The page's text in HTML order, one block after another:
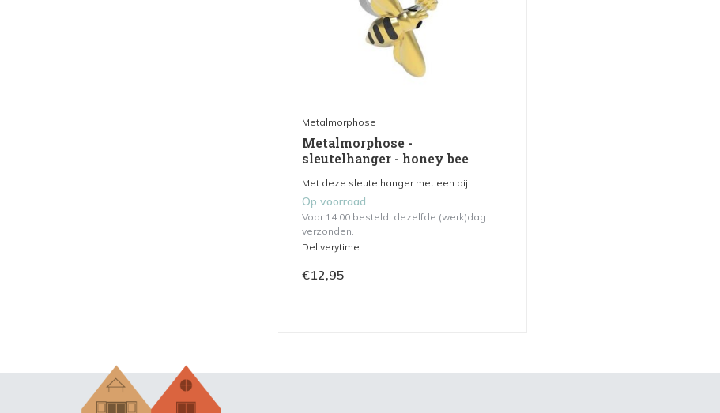
Metalmorphose
Metalmorphose -
sleutelhanger - honey bee
Met deze sleutelhanger met een bij...
Op voorraad
Voor 14.00 besteld, dezelfde (werk)dag
verzonden.
Deliverytime
€12,95